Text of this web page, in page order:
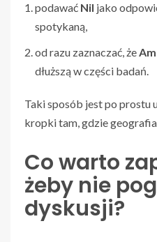
podawać Nil jako
spotykaną,
od razu zaznaczać, że
dłuższą w części badań.
Taki sposób jest po prostu
kropki tam, gdzie
Co warto
żeby nie
dyskusji?